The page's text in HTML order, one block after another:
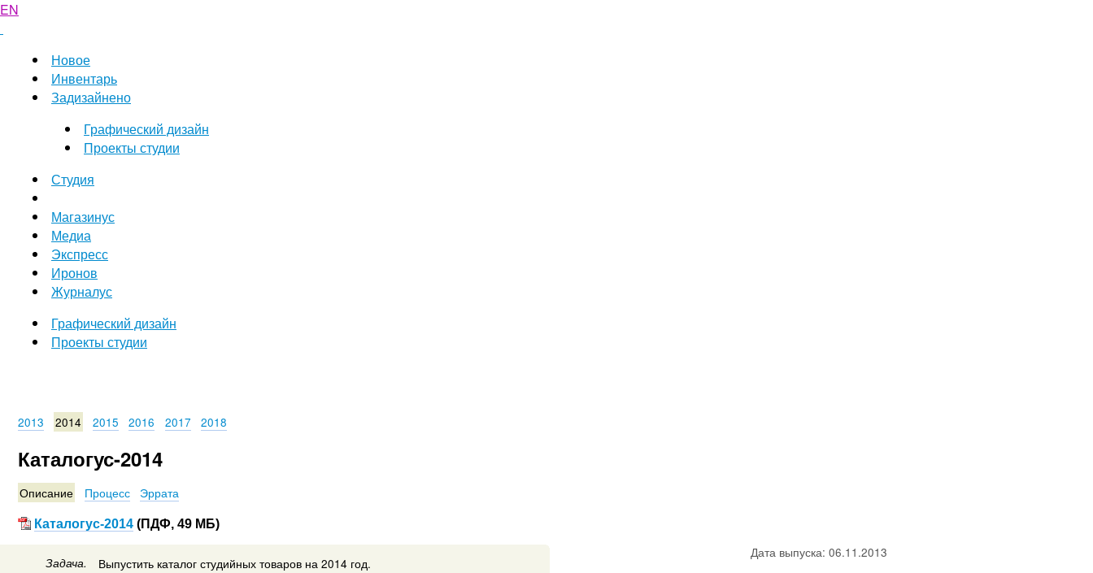
EN
Новое
Инвентарь
Задизайнено
Графический дизайн
Проекты студии
Студия
Магазинус
Медиа
Экспресс
Иронов
Журналус
Графический дизайн
Проекты студии
2013 2014 2015 2016 2017 2018
Каталогус-2014
Описание Процесс Эррата
Каталогус-2014 (ПДФ, 49 МБ)
Задача. Выпустить каталог студийных товаров на 2014 год.
Дата выпуска: 06.11.2013